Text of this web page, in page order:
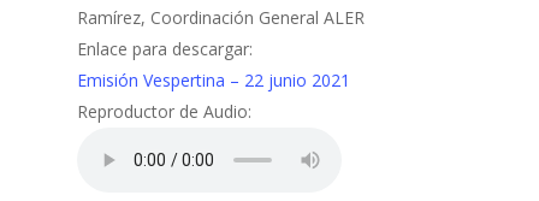
Ramírez, Coordinación General ALER
Enlace para descargar:
Emisión Vespertina – 22 junio 2021
Reproductor de Audio: